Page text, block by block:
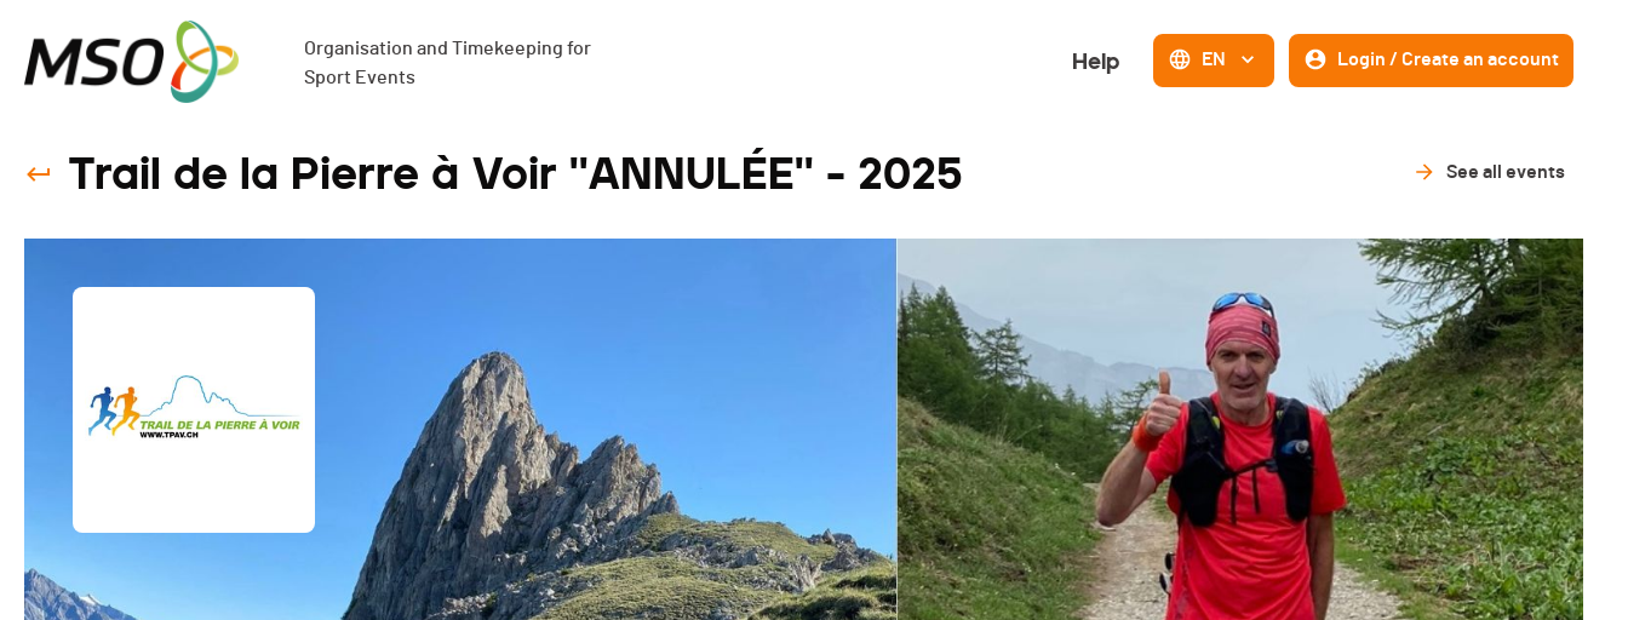
Organisation and Timekeeping for
Sport Events
Help EN Login / Create an account
Trail de la Pierre à Voir ''ANNULÉE'' - 2025 See all events